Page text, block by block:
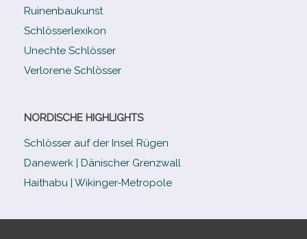
Ruinenbaukunst
Schlösserlexikon
Unechte Schlösser
Verlorene Schlösser
NORDISCHE HIGHLIGHTS
Schlösser auf der Insel Rügen
Danewerk | Dänischer Grenzwall
Haithabu | Wikinger-Metropole